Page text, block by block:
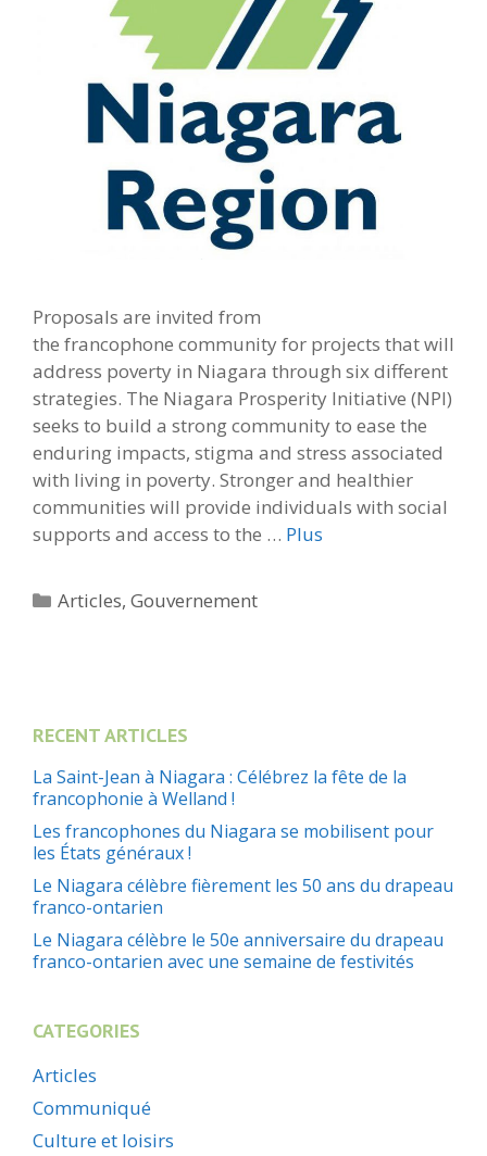
Proposals are invited from
the francophone community for projects that will
address poverty in Niagara through six different
strategies. The Niagara Prosperity Initiative (NPI)
seeks to build a strong community to ease the
enduring impacts, stigma and stress associated
with living in poverty. Stronger and healthier
communities will provide individuals with social
supports and access to the … Plus
Catégories
Articles,Gouvernement
RECENT ARTICLES
La Saint-Jean à Niagara : Célébrez la fête de la
francophonie à Welland !
Les francophones du Niagara se mobilisent pour
les États généraux !
Le Niagara célèbre fièrement les 50 ans du drapeau
franco-ontarien
Le Niagara célèbre le 50e anniversaire du drapeau
franco-ontarien avec une semaine de festivités
CATEGORIES
Articles
Communiqué
Culture et loisirs